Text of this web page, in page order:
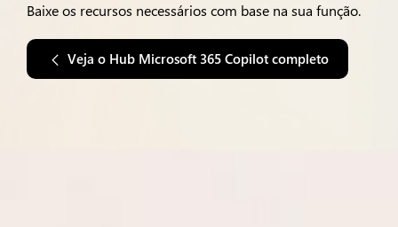
Baixe os recursos necessários com base na sua função.
Veja o Hub Microsoft 365 Copilot completo